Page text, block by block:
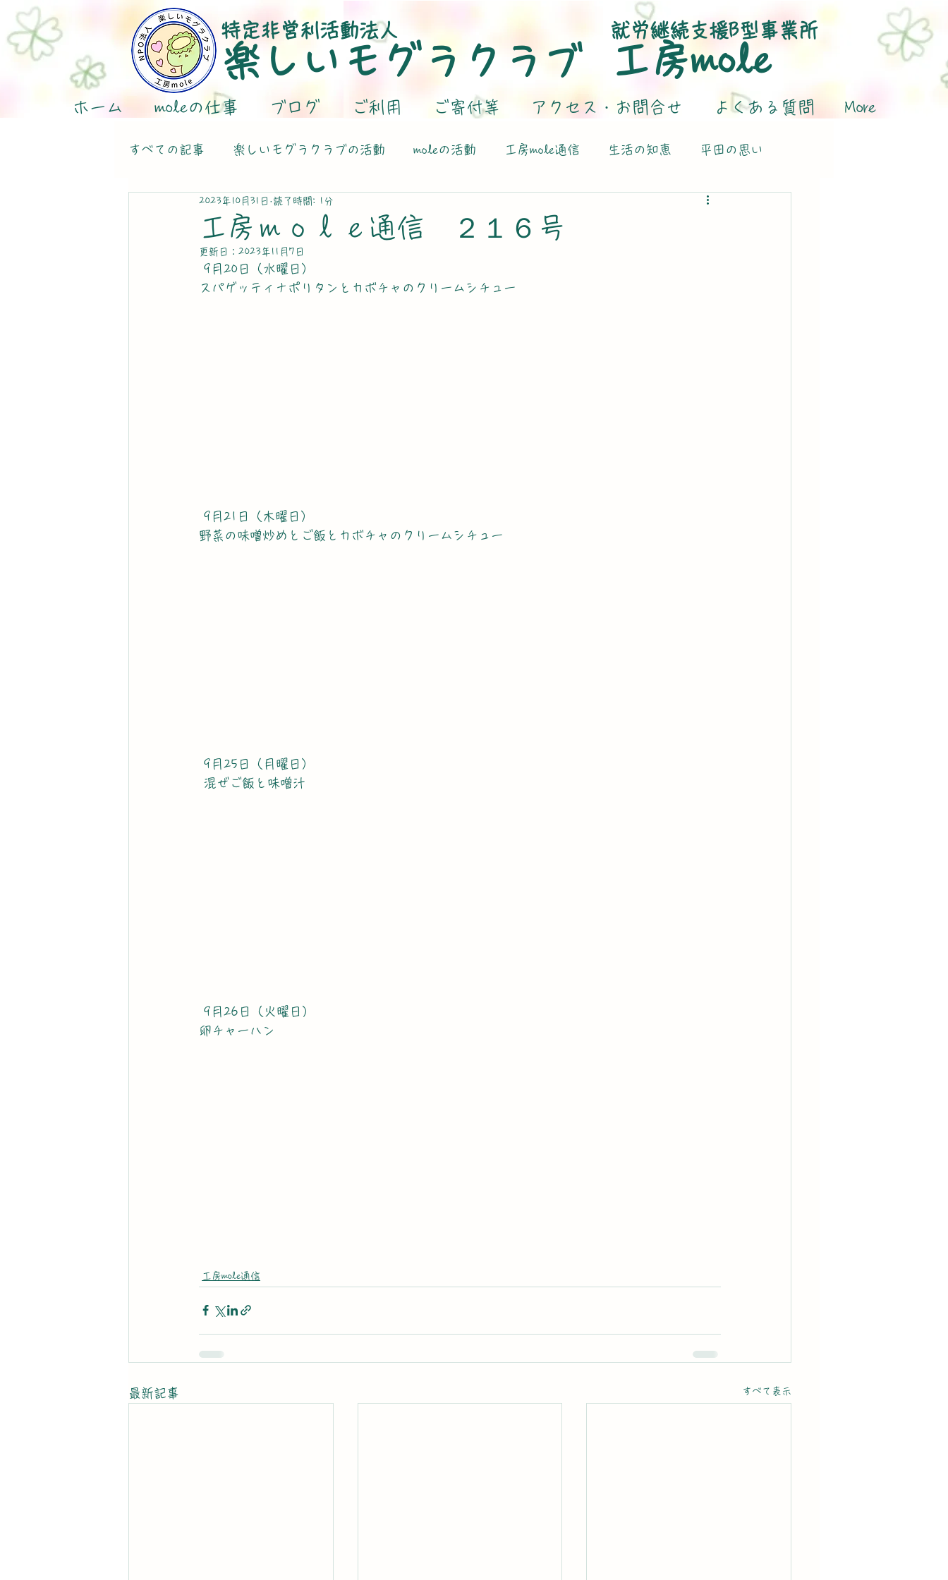
特定非営利活動法人
楽しいモグラクラブ
ホーム moleの仕事 ブログ ご利用 ご寄付等 アクセス・お問合せ よくある質問 More
就労継続支援B型事業所
​工房mole
すべての記事 楽しいモグラクラブの活動 moleの活動 工房mole通信 生活の知恵 平田の思い
工房ｍｏｌｅ通信 ２１６号
2023年10月31日 読了時間: 1分
更新日： 2023年11月7日
9月20日（水曜日）
スパゲッティナポリタンとカボチャのクリームシチュー
9月21日（木曜日）
野菜の味噌炒めとご飯とカボチャのクリームシチュー
9月25日（月曜日）
混ぜご飯と味噌汁
9月26日（火曜日）
卵チャーハン
工房mole通信
最新記事 すべて表示